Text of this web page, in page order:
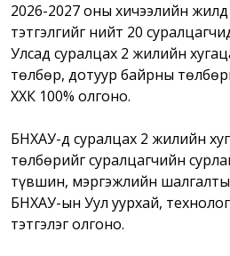
2026-2027 оны хичээлийн
тэтгэлгийг нийт 20
Улсад суралцах 2 жилийн
төлбөр, дотуур байрны
ХХК 100% олгоно.
БНХАУ-д суралцах 2 жилийн
төлбөрийг суралцагчийн
түвшин, мэргэжлийн
БНХАУ-ын Уул уурхай,
тэтгэлэг олгоно.